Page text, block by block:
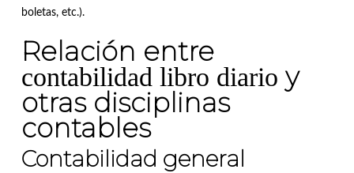
boletas, etc.).
Relación entre
contabilidad libro diario y
otras disciplinas
contables
Contabilidad general